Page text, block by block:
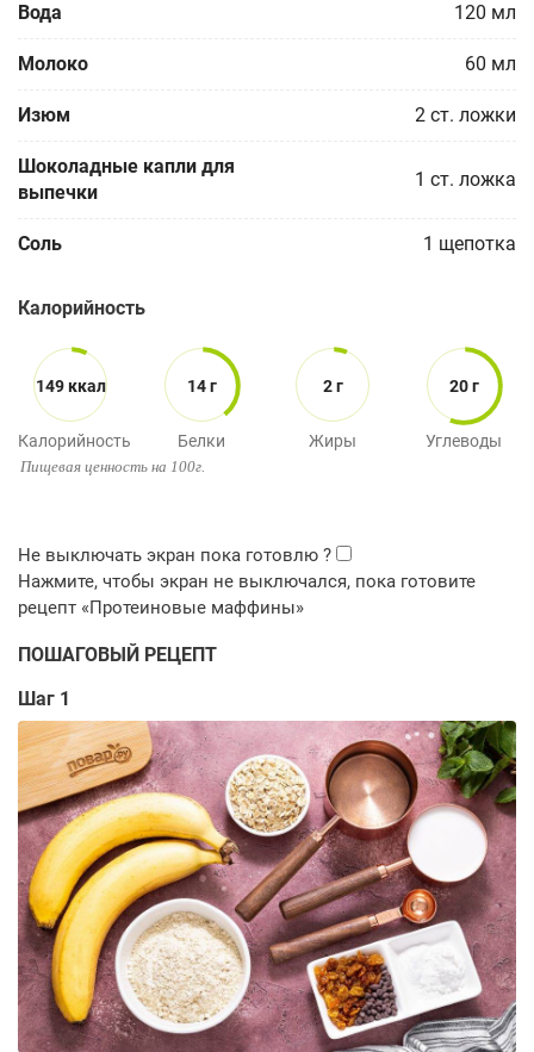
Вода 120 мл
Молоко 60 мл
Изюм 2 ст. ложки
Шоколадные капли для
выпечки
1 ст. ложка
Соль 1 щепотка
Калорийность
149 ккал
Калорийность
14 г
Белки
2 г
Жиры
20 г
Углеводы
Пищевая ценность на 100г.
ПОШАГОВЫЙ РЕЦЕПТ
Шаг 1